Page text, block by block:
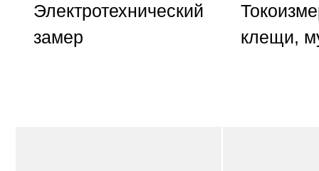
Электротехнический
замер
клещи,